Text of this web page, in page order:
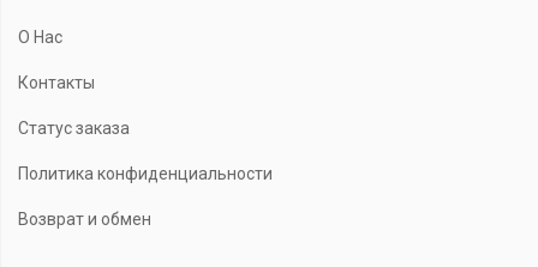
О Нас
Контакты
Статус заказа
Политика конфиденциальности
Возврат и обмен